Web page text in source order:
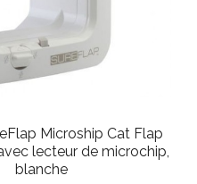
Microship Cat Flap
lecteur de microchip,
blanche